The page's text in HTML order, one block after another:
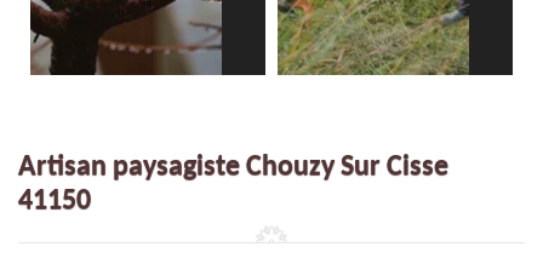
Artisan paysagiste Chouzy Sur Cisse
41150